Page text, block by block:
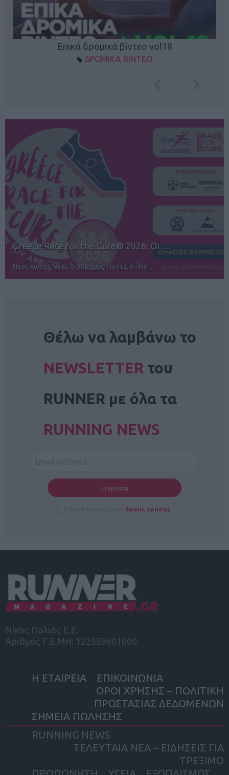
Επικά δρομικά βίντεο vol18
ΔΡΟΜΙΚΑ ΒΙΝΤΕΟ
12ος TUI Rhodes Marathon: Άνοιγμα ε…
Αγώνες για όλους στην Ρόδο
Θέλω να λαμβάνω το
NEWSLETTER του
RUNNER με όλα τα
RUNNING NEWS
όρους χρήσης
Νίκος Πολιάς Ε.Ε.
Αριθμός Γ.Ε.ΜΗ: 122559601000
Η ΕΤΑΙΡΕΙΑ
ΕΠΙΚΟΙΝΩΝΙΑ
ΟΡΟΙ ΧΡΗΣΗΣ – ΠΟΛΙΤΙΚΗ
ΠΡΟΣΤΑΣΙΑΣ ΔΕΔΟΜΕΝΩΝ
ΣΗΜΕΙΑ ΠΩΛΗΣΗΣ
RUNNING NEWS
ΤΕΛΕΥΤΑΙΑ ΝΕΑ – ΕΙΔΗΣΕΙΣ ΓΙΑ
ΤΡΕΞΙΜΟ